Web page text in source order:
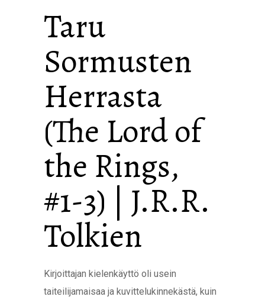
Taru
Sormusten
Herrasta
(The Lord of
the Rings,
#1-3) | J.R.R.
Tolkien
Kirjoittajan kielenkäyttö oli usein
taiteilijamaisaa ja kuvittelukinnekästä, kuin